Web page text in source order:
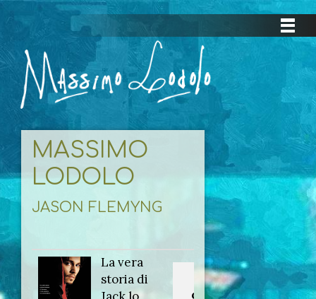
MASSIMO
LODOLO
JASON FLEMYNG
La vera
storia di
Titolo
originale: